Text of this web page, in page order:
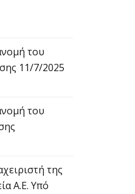
του
11/7/2025
του
της
Α.Ε. Υπό